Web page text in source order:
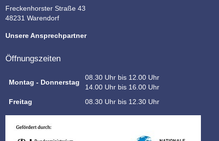
Freckenhorster Straße 43
48231 Warendorf
Unsere Ansprechpartner
Öffnungszeiten
Montag - Donnerstag
08.30 Uhr bis 12.00 Uhr
14.00 Uhr bis 16.00 Uhr
Freitag
08.30 Uhr bis 12.30 Uhr